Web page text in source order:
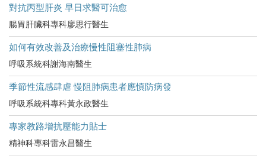
對抗丙型肝炎 早日求醫可治愈
腸胃肝臟科專科廖思行醫生
如何有效改善及治療慢性阻塞性肺病
呼吸系統科謝海南醫生
季節性流感肆虐 慢阻肺病患者應慎防病發
呼吸系統科專科黃永政醫生
專家教路增抗壓能力貼士
精神科專科雷永昌醫生